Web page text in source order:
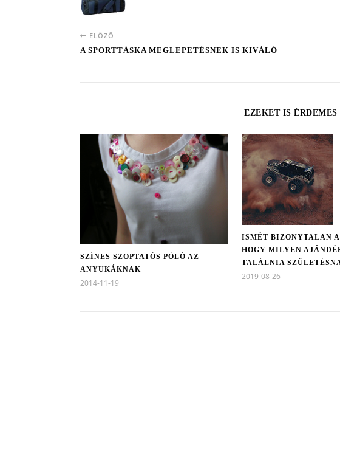
ELŐZŐ
A SPORTTÁSKA MEGLEPETÉSNEK IS KIVÁLÓ
EZEKET IS
SZÍNES SZOPTATÓS PÓLÓ AZ
ANYUKÁKNAK
2014-11-19
ISMÉT BIZONYTALAN
HOGY MILYEN
TALÁLNIA
2019-08-26